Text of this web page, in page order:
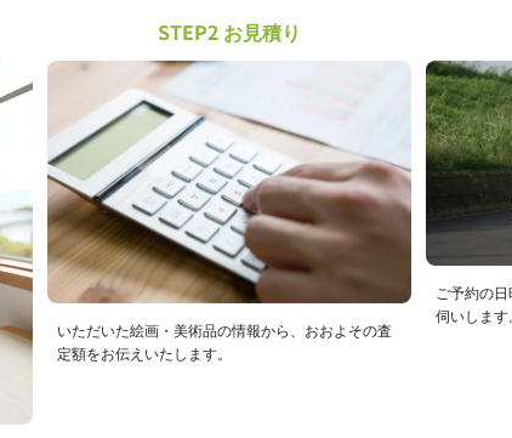
STEP2 お見積り
いただいた絵画・美術品の情報から、おおよその査
定額をお伝えいたします。
ご予約の
伺いします